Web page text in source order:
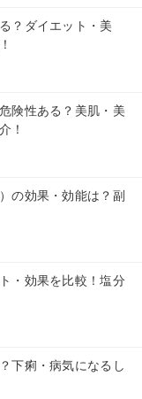
？ダイエット・美
険性ある？美肌・美
！
の効果・効能は？副
・効果を比較！塩分
下痢・病気になるし